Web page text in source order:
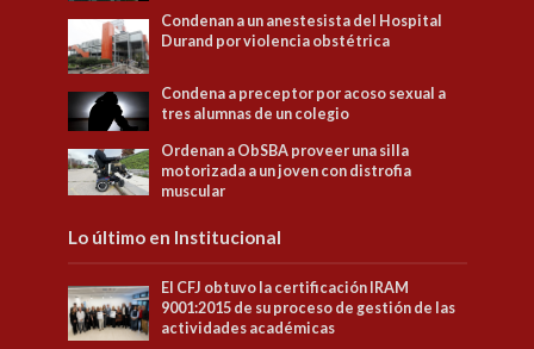
Condenan a un anestesista del Hospital
Durand por violencia obstétrica
Condena a preceptor por acoso sexual a
tres alumnas de un colegio
Ordenan a ObSBA proveer una silla
motorizada a un joven con distrofia
muscular
Lo último en Institucional
El CFJ obtuvo la certificación IRAM
9001:2015 de su proceso de gestión de las
actividades académicas